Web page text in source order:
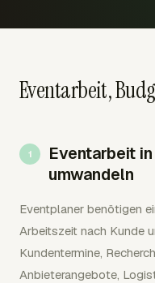
Eventarbeit,
Eventarbeit
umwandeln
Eventplaner benötigen
Arbeitszeit nach Kunde
Kundentermine,
Anbieterangebote,